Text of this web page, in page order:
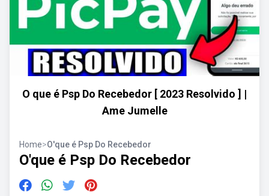
O que é Psp Do Recebedor [ 2023 Resolvido ] |
Ame Jumelle
Home>O'que é Psp Do Recebedor
O'que é Psp Do Recebedor